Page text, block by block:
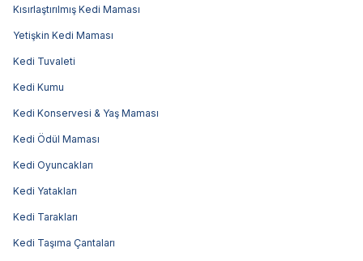
Kısırlaştırılmış Kedi Maması
Yetişkin Kedi Maması
Kedi Tuvaleti
Kedi Kumu
Kedi Konservesi & Yaş Maması
Kedi Ödül Maması
Kedi Oyuncakları
Kedi Yatakları
Kedi Tarakları
Kedi Taşıma Çantaları